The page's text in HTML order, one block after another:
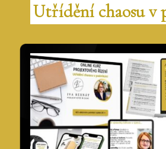
Utřídění chaosu v